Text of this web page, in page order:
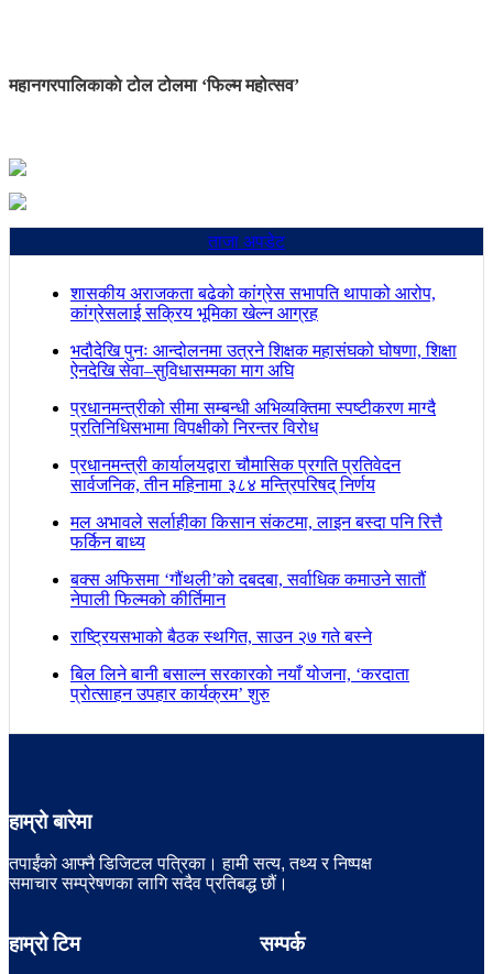
महानगरपालिकाकाे टोल टोलमा ‘फिल्म महोत्सव’
ताजा अपडेट
शासकीय अराजकता बढेको कांग्रेस सभापति थापाको आरोप,
कांग्रेसलाई सक्रिय भूमिका खेल्न आग्रह
भदौदेखि पुनः आन्दोलनमा उत्रने शिक्षक महासंघको घोषणा, शिक्षा
ऐनदेखि सेवा–सुविधासम्मका माग अघि
प्रधानमन्त्रीको सीमा सम्बन्धी अभिव्यक्तिमा स्पष्टीकरण माग्दै
प्रतिनिधिसभामा विपक्षीको निरन्तर विरोध
प्रधानमन्त्री कार्यालयद्वारा चौमासिक प्रगति प्रतिवेदन
सार्वजनिक, तीन महिनामा ३८४ मन्त्रिपरिषद् निर्णय
मल अभावले सर्लाहीका किसान संकटमा, लाइन बस्दा पनि रित्तै
फर्किन बाध्य
बक्स अफिसमा ‘गौंथली’को दबदबा, सर्वाधिक कमाउने सातौं
नेपाली फिल्मको कीर्तिमान
राष्ट्रियसभाको बैठक स्थगित, साउन २७ गते बस्ने
बिल लिने बानी बसाल्न सरकारको नयाँ योजना, ‘करदाता
प्रोत्साहन उपहार कार्यक्रम’ शुरु
हाम्रो बारेमा
तपाईंको आफ्नै डिजिटल पत्रिका। हामी सत्य, तथ्य र निष्पक्ष
समाचार सम्प्रेषणका लागि सदैव प्रतिबद्ध छौं।
हाम्रो टिम सम्पर्क